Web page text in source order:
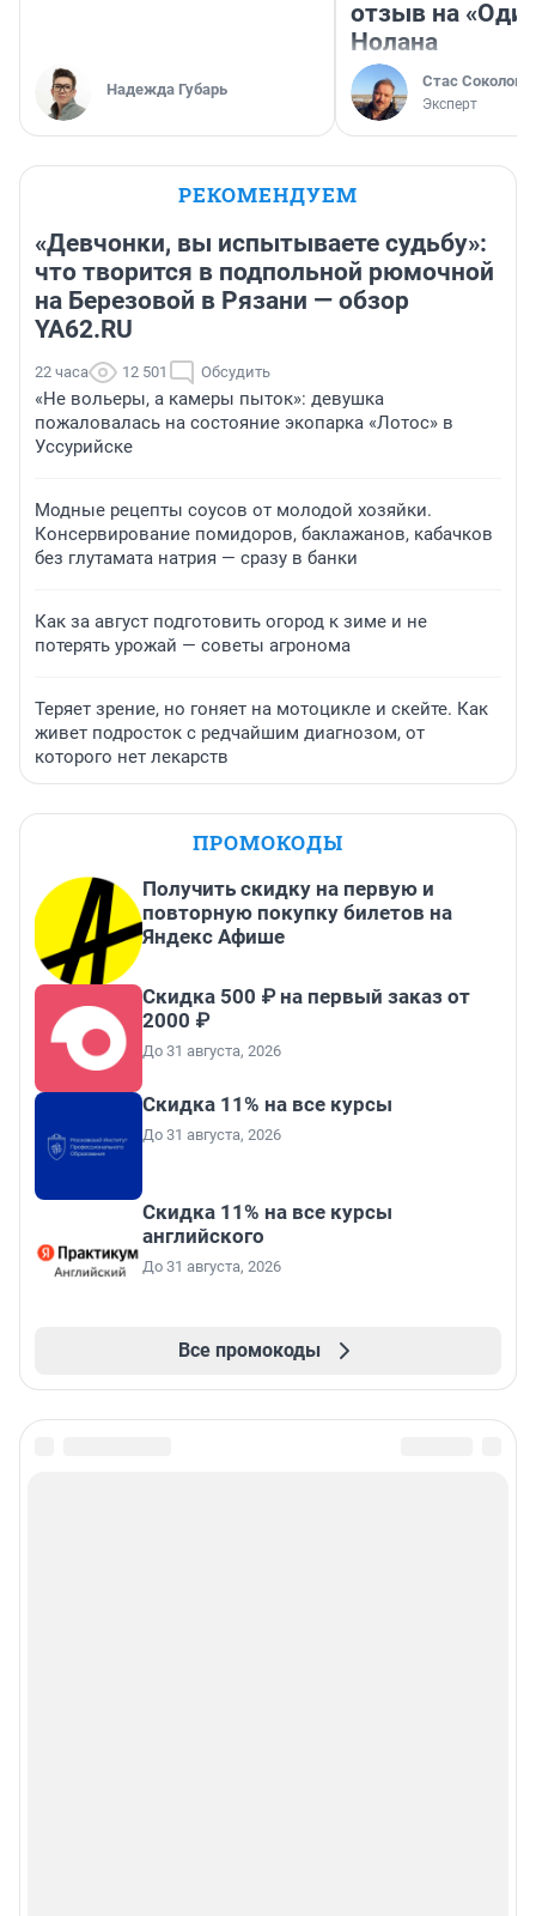
Надежда Губарь
отзыв на
Нолана
Стас Соколов
Эксперт
РЕКОМЕНДУЕМ
«Девчонки, вы испытываете судьбу»:
что творится в подпольной рюмочной
на Березовой в Рязани — обзор
YA62.RU
22 часа 12 501 Обсудить
«Не вольеры, а камеры пыток»: девушка
пожаловалась на состояние экопарка «Лотос» в
Уссурийске
Модные рецепты соусов от молодой хозяйки.
Консервирование помидоров, баклажанов, кабачков
без глутамата натрия — сразу в банки
Как за август подготовить огород к зиме и не
потерять урожай — советы агронома
Теряет зрение, но гоняет на мотоцикле и скейте. Как
живет подросток с редчайшим диагнозом, от
которого нет лекарств
ПРОМОКОДЫ
Получить скидку на первую и
повторную покупку билетов на
Яндекс Афише
Скидка 500 ₽ на первый заказ от
2000 ₽
До 31 августа, 2026
Скидка 11% на все курсы
До 31 августа, 2026
Скидка 11% на все курсы
английского
До 31 августа, 2026
Все промокоды